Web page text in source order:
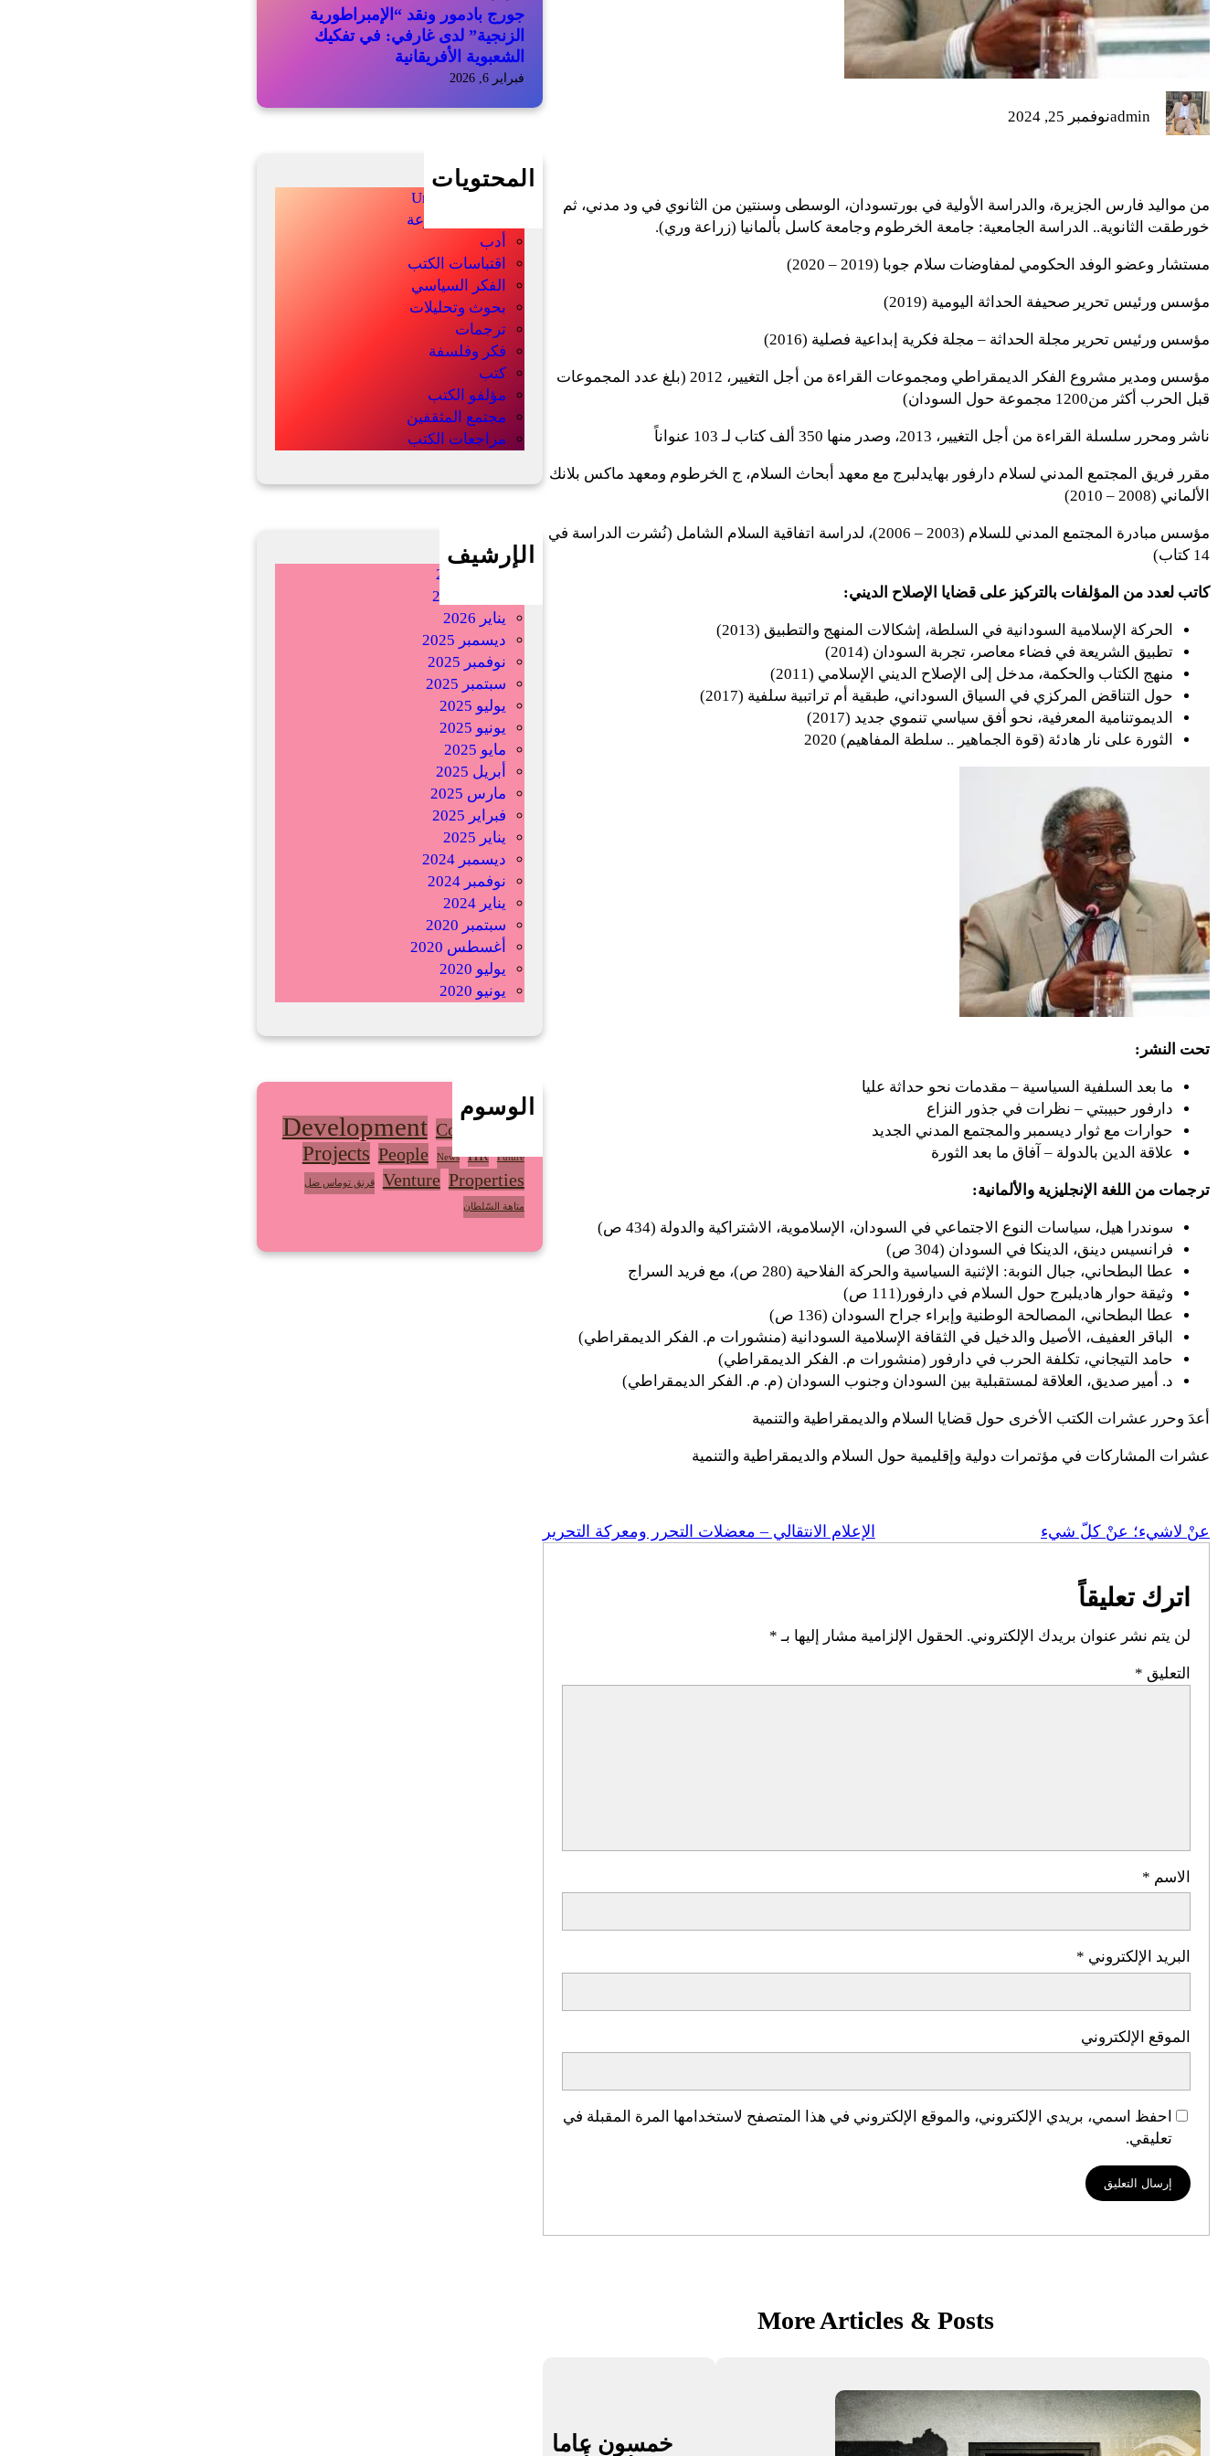
adminنوفمبر 25, 2024
من مواليد فارس الجزيرة، والدراسة الأولية في بورتسودان، الوسطى وسنتين من الثانوي في ود مدني، ثم
خورطقت الثانوية.. الدراسة الجامعية: جامعة الخرطوم وجامعة كاسل بألمانيا (زراعة وري).
مستشار وعضو الوفد الحكومي لمفاوضات سلام جوبا (2019 – 2020)
مؤسس ورئيس تحرير صحيفة الحداثة اليومية (2019)
مؤسس ورئيس تحرير مجلة الحداثة – مجلة فكرية إبداعية فصلية (2016)
مؤسس ومدير مشروع الفكر الديمقراطي ومجموعات القراءة من أجل التغيير، 2012 (بلغ عدد المجموعات
قبل الحرب أكثر من1200 مجموعة حول السودان)
ناشر ومحرر سلسلة القراءة من أجل التغيير، 2013، وصدر منها 350 ألف كتاب لـ 103 عنواناً
مقرر فريق المجتمع المدني لسلام دارفور بهايدلبرج مع معهد أبحاث السلام، ج الخرطوم ومعهد ماكس بلانك
الألماني (2008 – 2010)
مؤسس مبادرة المجتمع المدني للسلام (2003 – 2006)، لدراسة اتفاقية السلام الشامل (نُشرت الدراسة في
14 كتاب)
كاتب لعدد من المؤلفات بالتركيز على قضايا الإصلاح الديني:
الحركة الإسلامية السودانية في السلطة، إشكالات المنهج والتطبيق (2013)
تطبيق الشريعة في فضاء معاصر، تجربة السودان (2014)
منهج الكتاب والحكمة، مدخل إلى الإصلاح الديني الإسلامي (2011)
حول التناقض المركزي في السياق السوداني، طبقية أم تراتبية سلفية (2017)
الديموتنامية المعرفية، نحو أفق سياسي تنموي جديد (2017)
الثورة على نار هادئة (قوة الجماهير .. سلطة المفاهيم) 2020
تحت النشر:
ما بعد السلفية السياسية – مقدمات نحو حداثة عليا
دارفور حبيبتي – نظرات في جذور النزاع
حوارات مع ثوار ديسمبر والمجتمع المدني الجديد
علاقة الدين بالدولة – آفاق ما بعد الثورة
ترجمات من اللغة الإنجليزية والألمانية:
سوندرا هيل، سياسات النوع الاجتماعي في السودان، الإسلاموية، الاشتراكية والدولة (434 ص)
فرانسيس دينق، الدينكا في السودان (304 ص)
عطا البطحاني، جبال النوبة: الإثنية السياسية والحركة الفلاحية (280 ص)، مع فريد السراج
وثيقة حوار هاديلبرج حول السلام في دارفور(111 ص)
عطا البطحاني، المصالحة الوطنية وإبراء جراح السودان (136 ص)
الباقر العفيف، الأصيل والدخيل في الثقافة الإسلامية السودانية (منشورات م. الفكر الديمقراطي)
حامد التيجاني، تكلفة الحرب في دارفور (منشورات م. الفكر الديمقراطي)
د. أمير صديق، العلاقة لمستقبلية بين السودان وجنوب السودان (م. م. الفكر الديمقراطي)
أعدَ وحرر عشرات الكتب الأخرى حول قضايا السلام والديمقراطية والتنمية
عشرات المشاركات في مؤتمرات دولية وإقليمية حول السلام والديمقراطية والتنمية
عنْ لاشيء؛ عنْ كلّ شيء الإعلام الانتقالي – معضلات التحرر ومعركة التحرير
اترك تعليقاً
لن يتم نشر عنوان بريدك الإلكتروني. الحقول الإلزامية مشار إليها بـ *
التعليق *
الاسم *
البريد الإلكتروني *
الموقع الإلكتروني
احفظ اسمي، بريدي الإلكتروني، والموقع الإلكتروني في هذا المتصفح لاستخدامها المرة المقبلة في
تعليقي.
More Articles & Posts
خمسون عاما
جورج بادمور ونقد “الإمبراطورية
الزنجية” لدى غارفي: في تفكيك
الشعبوية الأفريقانية
فبراير 6, 2026
المحتويات
Uncategorized
أخبار الموسوعة
أدب
اقتباسات الكتب
الفكر السياسي
بحوث وتحليلات
ترجمات
فكر وفلسفة
كتب
مؤلفو الكتب
مجتمع المثقفين
مراجعات الكتب
الإرشيف
أبريل 2026
يناير 2026
ديسمبر 2025
نوفمبر 2025
سبتمبر 2025
يوليو 2025
يونيو 2025
مايو 2025
أبريل 2025
مارس 2025
فبراير 2025
يناير 2025
ديسمبر 2024
نوفمبر 2024
يناير 2024
سبتمبر 2020
أغسطس 2020
يوليو 2020
يونيو 2020
الوسوم
Community
Development
Future
HR
News
People
Projects
Properties
Venture قرنق توماس ضل
متاهة السّلطان